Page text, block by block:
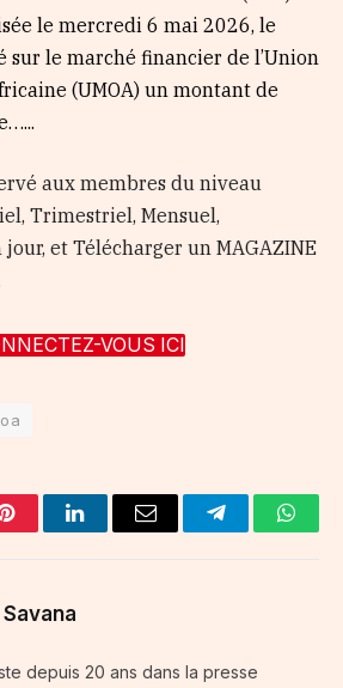
le mercredi 6 mai 2026, le
sur le marché financier de l’Union
(UMOA) un montant de
aux membres du niveau
Trimestriel, Mensuel,
et Télécharger un MAGAZINE
VOUS ICI
PinterestLinkedInEmail Telegram
depuis 20 ans dans la presse